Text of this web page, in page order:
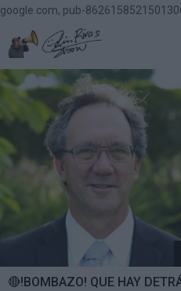
google.com, pub-
🔴!BOMBAZO! QUE HAY